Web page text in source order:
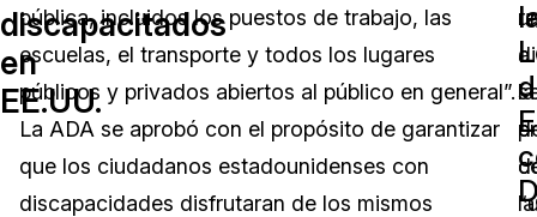
Redacción de audio
Redacción de imágenes
Transportación
Educación
Recursos
Preguntas Frecuentes
Artículos
Eventos
discapacitados
en
EE.UU.
pública, incluidos los puestos de trabajo, las
escuelas, el transporte y todos los lugares
públicos y privados abiertos al público en general”.
La ADA se aprobó con el propósito de garantizar
que los ciudadanos estadounidenses con
discapacidades disfrutaran de los mismos
a
la